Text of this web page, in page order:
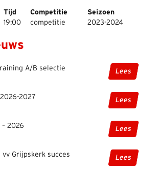
Tijd Competitie
Seizoen
19:00 competitie 2023-2024
A/B selectie Lees
2027 Lees
– 2026 Lees
Grijpskerk succes Lees